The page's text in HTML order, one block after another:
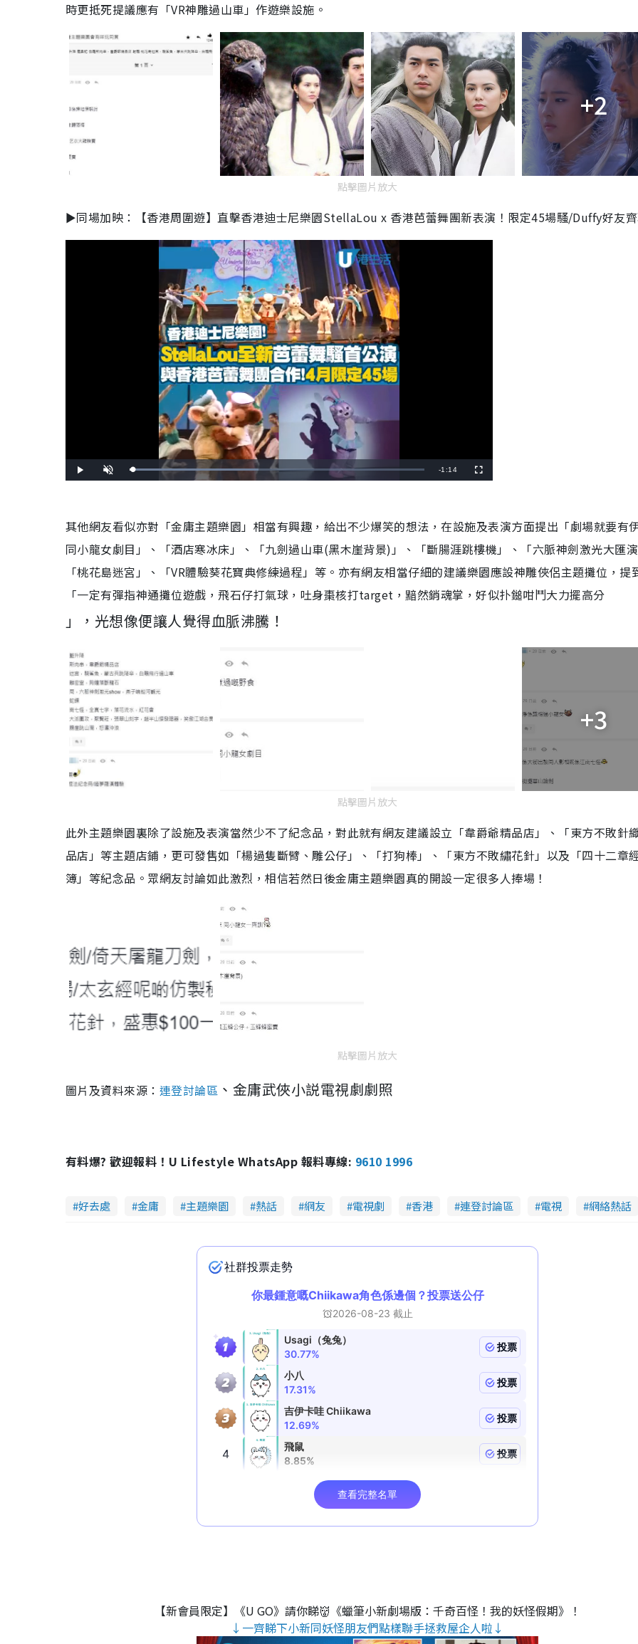
時更抵死提議應有「VR神雕過山車」作遊樂設施。
+2
點擊圖片放大
►同場加映：【香港周圍遊】直擊香港迪士尼樂園StellaLou x 香港芭蕾舞團新表演！限定45場騷/Duffy好友
l
n
L
o
4
3
8
%
R
a
i
n
-1:14
u
e
e
其他網友看似亦對「金庸主題樂園」相當有興趣，給出不少爆笑的想法，在設施及表演方面提出「劇場就要有
同小龍女劇目」、「酒店寒冰床」、「九劍過山車(黑木崖背景)」、「斷腸涯跳樓機 」、「六脈神劍激光大匯演
「桃花島迷宮」、「VR體驗葵花寶典修練過程 」等。亦有網友相當仔細的建議樂園應設神雕俠侶主題攤位，提
「一定有彈指神通攤位遊戲，飛石仔打氣球，吐身棗核打target，黯然銷魂掌，好似扑鎚咁鬥大力擺高分
」，光想像便讓人覺得血脈沸騰！
+3
點擊圖片放大
此外主題樂園裏除了設施及表演當然少不了紀念品，對此就有網友建議設立「韋爵爺精品店」、「東方不敗針
品店 」等主題店鋪，更可發售如「楊過隻斷臂、雕公仔」、「打狗棒」、「東方不敗繡花針」 以及 「四十二章
簿」等紀念品。眾網友討論如此激烈，相信若然日後金庸主題樂園真的開設一定很多人捧場！
點擊圖片放大
圖片及資料來源： 連登討論區 、金庸武俠小説電視劇劇照
有料爆? 歡迎報料！U Lifestyle WhatsApp 報料專線: 9610 1996
好去處 金庸 主題樂園 熱話 網友 電視劇 香港 連登討論區 電視 網絡熱話
【新會員限定】《U GO》請你睇👹《蠟筆小新劇場版：千奇百怪！我的妖怪假期》！
↓一齊睇下小新同妖怪朋友們點樣聯手拯救屋企人啦↓